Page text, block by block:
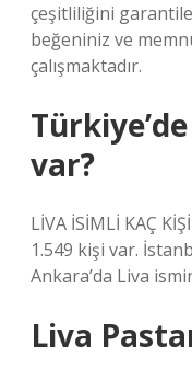
çeşitliliğini
beğeniniz ve
çalışmaktadır.
var?
LİVA İSİMLİ KAÇ
1.549 kişi var.
Ankara’da Liva
Liva